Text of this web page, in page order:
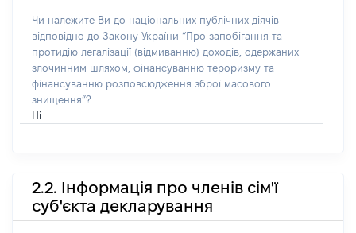
Чи належите Ви до національних публічних діячів
відповідно до Закону України “Про запобігання та
протидію легалізації (відмиванню) доходів, одержаних
злочинним шляхом, фінансуванню тероризму та
фінансуванню розповсюдження зброї масового
знищення”?
Ні
2.2. Інформація про членів сім'ї
суб'єкта декларування